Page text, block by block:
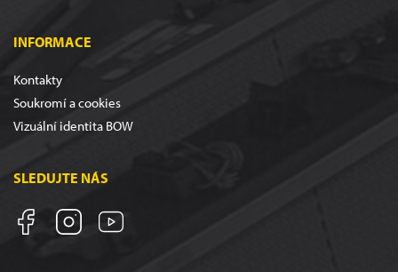
INFORMACE
Kontakty
Soukromí a cookies
Vizuální identita BOW
SLEDUJTE NÁS